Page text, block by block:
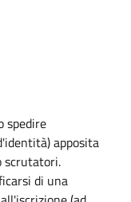
spedire
apposita
scrutatori.
di una